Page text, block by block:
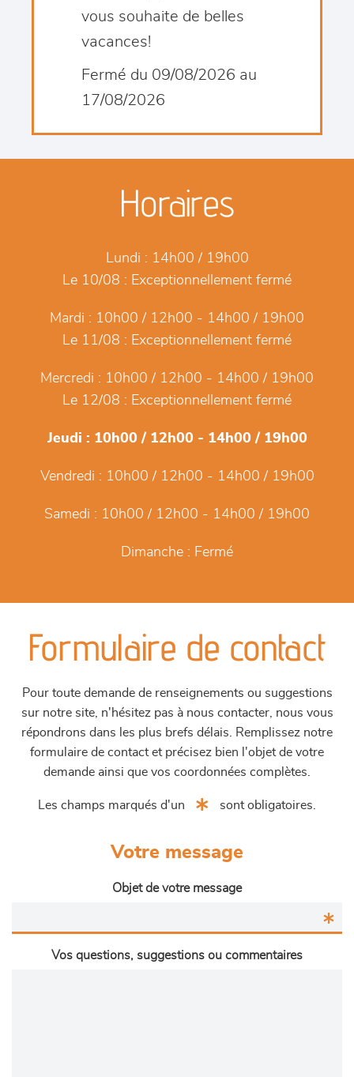
vous souhaite de belles
vacances!
Fermé du 09/08/2026 au
17/08/2026
Horaires
Lundi : 14h00 / 19h00
Le 10/08 : Exceptionnellement fermé
Mardi : 10h00 / 12h00 - 14h00 / 19h00
Le 11/08 : Exceptionnellement fermé
Mercredi : 10h00 / 12h00 - 14h00 / 19h00
Le 12/08 : Exceptionnellement fermé
Jeudi : 10h00 / 12h00 - 14h00 / 19h00
Vendredi : 10h00 / 12h00 - 14h00 / 19h00
Samedi : 10h00 / 12h00 - 14h00 / 19h00
Dimanche : Fermé
Formulaire de contact
Pour toute demande de renseignements ou suggestions
sur notre site, n'hésitez pas à nous contacter, nous vous
répondrons dans les plus brefs délais. Remplissez notre
formulaire de contact et précisez bien l'objet de votre
demande ainsi que vos coordonnées complètes.
Les champs marqués d'un sont obligatoires.
Votre message
Objet de votre message
Vos questions, suggestions ou commentaires